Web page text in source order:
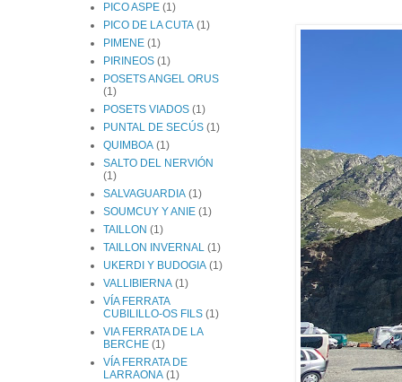
PICO ASPE (1)
PICO DE LA CUTA (1)
PIMENE (1)
PIRINEOS (1)
POSETS ANGEL ORUS
(1)
POSETS VIADOS (1)
PUNTAL DE SECÚS (1)
QUIMBOA (1)
SALTO DEL NERVIÓN
(1)
SALVAGUARDIA (1)
SOUMCUY Y ANIE (1)
TAILLON (1)
TAILLON INVERNAL (1)
UKERDI Y BUDOGIA (1)
VALLIBIERNA (1)
VÍA FERRATA
CUBILILLO-OS FILS (1)
VIA FERRATA DE LA
BERCHE (1)
VÍA FERRATA DE
LARRAONA (1)